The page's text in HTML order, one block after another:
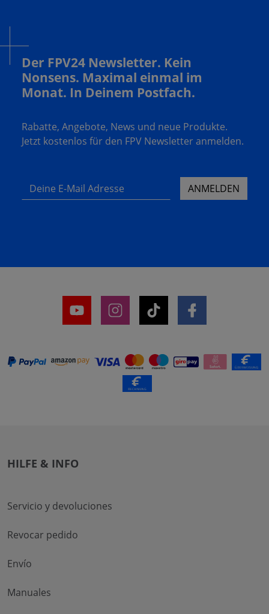
Der FPV24 Newsletter. Kein
Nonsens. Maximal einmal im
Monat. In Deinem Postfach.
Rabatte, Angebote, News und neue Produkte.
Jetzt kostenlos für den FPV Newsletter anmelden.
Deine E-Mail Adresse ANMELDEN
HILFE & INFO
Servicio y devoluciones
Revocar pedido
Envío
Manuales